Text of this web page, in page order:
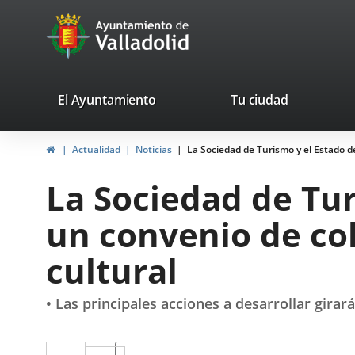
Portal
Web
Ayuntamiento
de
valladolid.es
El Ayuntamiento Tu ciudad
HomeActualidad Noticias La Sociedad de Turismo y el
La Sociedad de
un convenio de
cultural
• Las principales acciones a desarrollar